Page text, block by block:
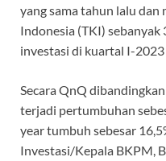
yang sama tahun lalu dan
Indonesia (TKI) sebanyak
investasi di kuartal I-
Secara QnQ
terjadi pertumbuhan
year tumbuh sebesar
Investasi/Kepala BKPM,